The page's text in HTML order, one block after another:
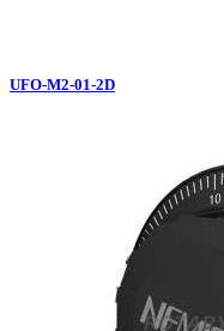
UFO-M2-01-2D